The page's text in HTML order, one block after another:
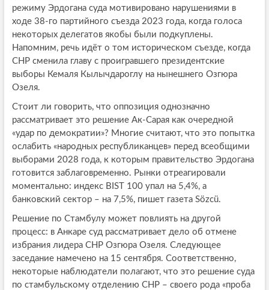
режиму Эрдогана суда мотивировано нарушениями в
ходе 38-го партийного съезда 2023 года, когда голоса
некоторых делегатов якобы были подкуплены.
Напомним, речь идёт о том историческом съезде, когда
СНР сменила главу с проигравшего президентские
выборы Кемаля Кылычдароглу на нынешнего Озгюра
Озеля.
Стоит ли говорить, что оппозиция однозначно
рассматривает это решение Ак-Сарая как очередной
«удар по демократии»? Многие считают, что это попытка
ослабить «народных республиканцев» перед всеобщими
выборами 2028 года, к которым правительство Эрдогана
готовится заблаговременно. Рынки отреагировали
моментально: индекс BIST 100 упал на 5,4%, а
банковский сектор – на 7,5%, пишет газета Sözcü.
Решение по Стамбулу может повлиять на другой
процесс: в Анкаре суд рассматривает дело об отмене
избрания лидера СНР Озгюра Озеля. Следующее
заседание намечено на 15 сентября. Соответственно,
некоторые наблюдатели полагают, что это решение суда
по стамбульскому отделению CHP – своего рода «проба